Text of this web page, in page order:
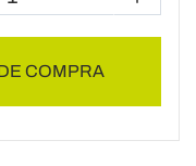
COMPRA